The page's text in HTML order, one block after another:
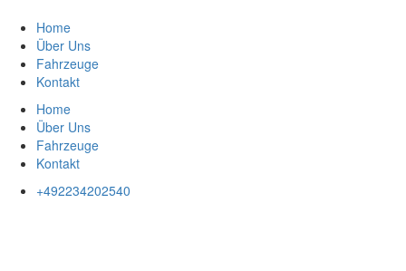
Inhalt
springen
Home
Über Uns
Fahrzeuge
Kontakt
Home
Über Uns
Fahrzeuge
Kontakt
+492234202540